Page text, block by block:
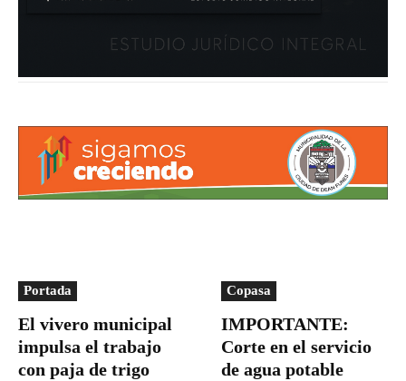
Portada
El vivero municipal
impulsa el trabajo
con paja de trigo
Copasa
IMPORTANTE:
Corte en el servicio
de agua potable